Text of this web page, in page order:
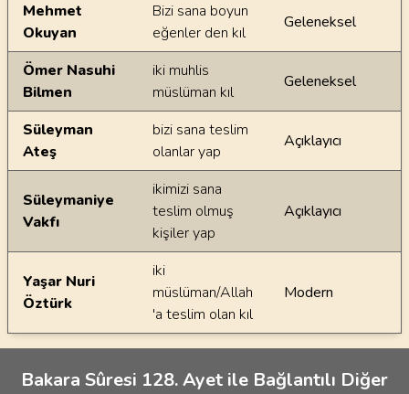
Mehmet
Okuyan
Bizi sana boyun
eğenler den kıl
Geleneksel
Ömer Nasuhi
Bilmen
iki muhlis
müslüman kıl
Geleneksel
Süleyman
Ateş
bizi sana teslim
olanlar yap
Açıklayıcı
Süleymaniye
Vakfı
ikimizi sana
teslim olmuş
kişiler yap
Açıklayıcı
Yaşar Nuri
Öztürk
iki
müslüman/Allah
'a teslim olan kıl
Modern
Bakara Sûresi 128. Ayet ile Bağlantılı Diğer